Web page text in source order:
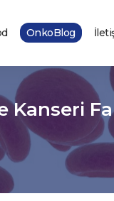
OnkoBlog
Kanseri